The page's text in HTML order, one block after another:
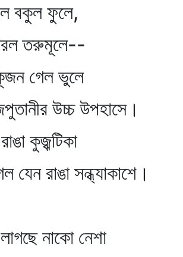
বকুল ফুলে,
তরুমূলে--
গেল ভুলে
উচ্চ উপহাসে।
কুজ্ঝটিকা
রাঙা সন্ধ্যাকাশে।
নাকো নেশা